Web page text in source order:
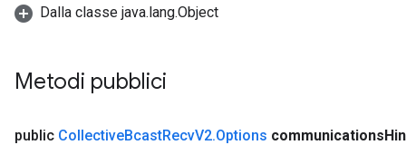
Dalla classe java.lang.Object
Metodi pubblici
public CollectiveBcastRecvV2.Options communications